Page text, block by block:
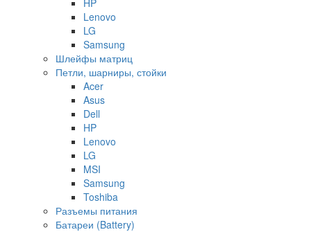
Lenovo
LG
Samsung
Шлейфы матриц
Петли, шарниры, стойки
Acer
Asus
Dell
HP
Lenovo
LG
MSI
Samsung
Toshiba
Разъемы питания
Батареи (Battery)